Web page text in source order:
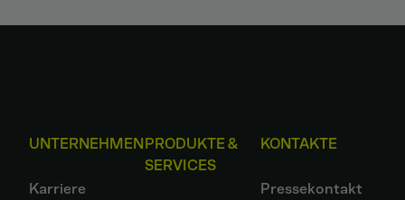
UNTERNEHMEN
Karriere
PRODUKTE &
SERVICES
KONTAKTE
Pressekontakt